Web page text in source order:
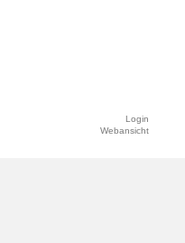
Login
Webansicht